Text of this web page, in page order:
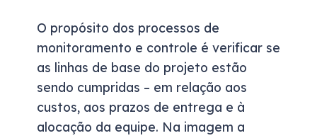
O propósito dos processos de
monitoramento e controle é verificar se
as linhas de base do projeto estão
sendo cumpridas – em relação aos
custos, aos prazos de entrega e à
alocação da equipe. Na imagem a